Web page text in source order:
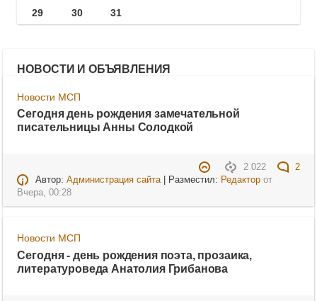
29
30 31
НОВОСТИ И ОБЪЯВЛЕНИЯ
Новости МСП
Сегодня день рождения замечательной
писательницы Анны Солодкой
2 022
2
Автор: Администрация сайта| Разместил: Редакторот
Вчера, 00:28
Новости МСП
Сегодня - день рождения поэта, прозаика,
литературоведа Анатолия Грибанова